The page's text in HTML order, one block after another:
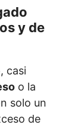
y de
casi
o la
solo un
de